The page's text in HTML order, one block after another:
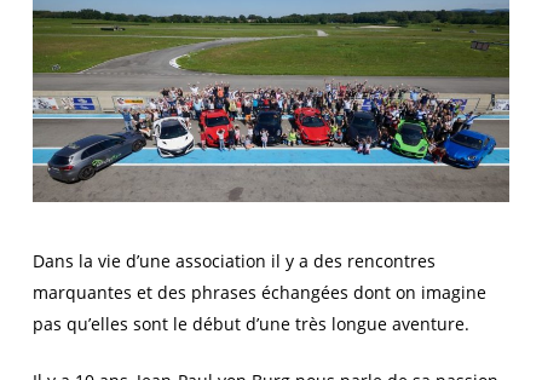
Dans la vie d’une association il y a des rencontres
marquantes et des phrases échangées dont on imagine
pas qu’elles sont le début d’une très longue aventure.